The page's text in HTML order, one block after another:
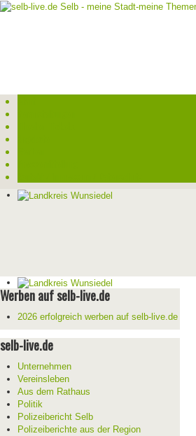
Werben auf selb-live.de
2026 erfolgreich werben auf selb-live.de
selb-live.de
Unternehmen
Vereinsleben
Aus dem Rathaus
Politik
Polizeibericht Selb
Polizeiberichte aus der Region